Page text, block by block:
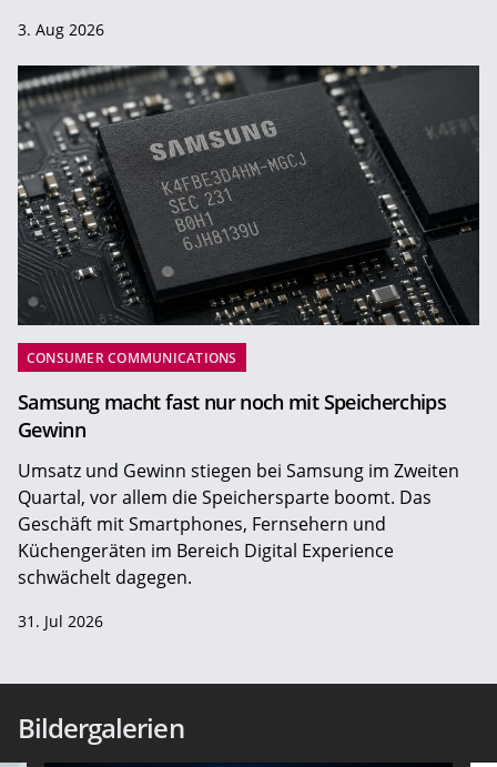
3. Aug 2026
CONSUMER COMMUNICATIONS
Samsung macht fast nur noch mit Speicherchips
Gewinn
Umsatz und Gewinn stiegen bei Samsung im Zweiten
Quartal, vor allem die Speichersparte boomt. Das
Geschäft mit Smartphones, Fernsehern und
Küchengeräten im Bereich Digital Experience
schwächelt dagegen.
31. Jul 2026
Bildergalerien